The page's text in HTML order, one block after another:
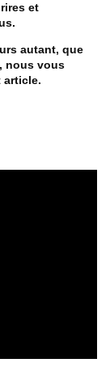
et
autant, que
nous vous
article.